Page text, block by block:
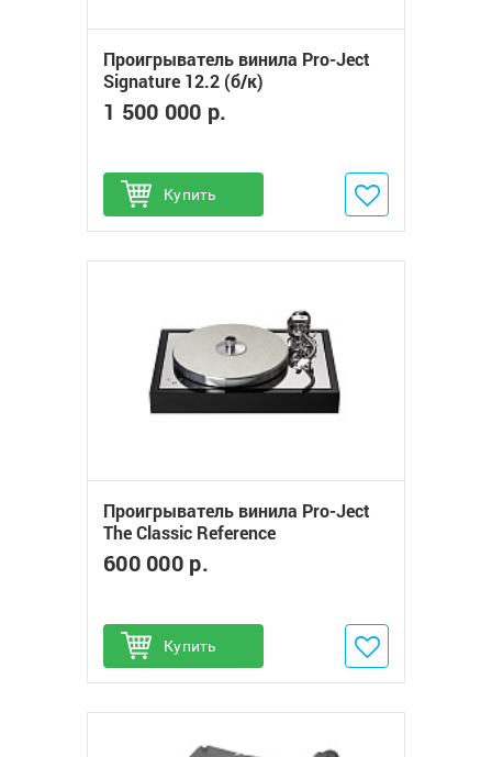
Проигрыватель винила Pro-Ject
Signature 12.2 (б/к)
1 500 000 р.
Купить
Добавить в избранное
Проигрыватель винила Pro-Ject
The Classic Reference
600 000 р.
Купить
Добавить в избранное